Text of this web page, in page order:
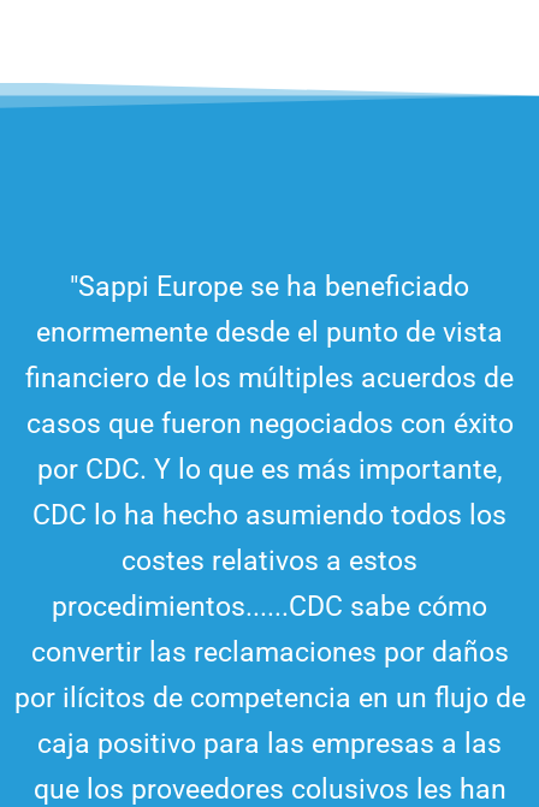
"Sappi Europe se ha beneficiado
enormemente desde el punto de vista
financiero de los múltiples acuerdos de
casos que fueron negociados con éxito
por CDC. Y lo que es más importante,
CDC lo ha hecho asumiendo todos los
costes relativos a estos
procedimientos......CDC sabe cómo
convertir las reclamaciones por daños
por ilícitos de competencia en un flujo de
caja positivo para las empresas a las
que los proveedores colusivos les han